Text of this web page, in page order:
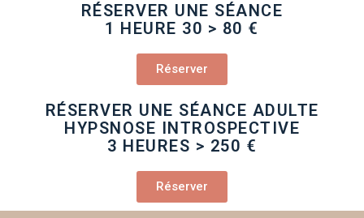
RÉSERVER UNE SÉANCE
1 HEURE 30 > 80 €
Réserver
RÉSERVER UNE SÉANCE ADULTE
HYPSNOSE INTROSPECTIVE
3 HEURES > 250 €
Réserver